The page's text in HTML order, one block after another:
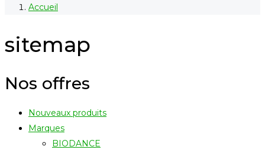
Accueil
sitemap
Nos offres
Nouveaux produits
Marques
BIODANCE